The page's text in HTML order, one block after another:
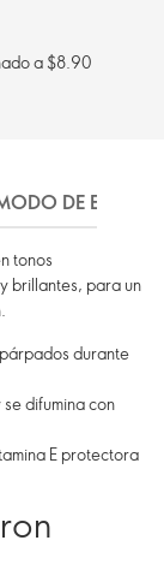
prodcuto seleccionado a $8.90
DE EMPLEO
tonos
brillantes, para un
durante
difumina con
E protectora